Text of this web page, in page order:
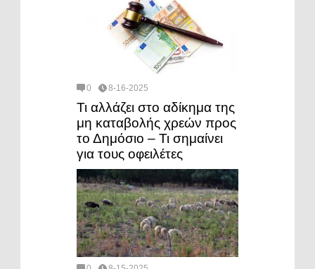
0 8-16-2025
Τι αλλάζει στο αδίκημα της
μη καταβολής χρεών προς
το Δημόσιο – Τι σημαίνει
για τους οφειλέτες